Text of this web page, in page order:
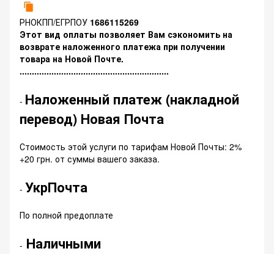
РНОКПП/ЕГРПОУ 1686115269
Этот вид оплаты позволяет Вам сэкономить на
возврате наложенного платежа при получении
товара на Новой Почте.
.............................................................
- Наложенный платеж (накладной
перевод) Новая Почта
Стоимость этой услуги по тарифам Новой Почты: 2%
+20 грн. от суммы вашего заказа.
- УкрПочта
По полной предоплате
- Наличными